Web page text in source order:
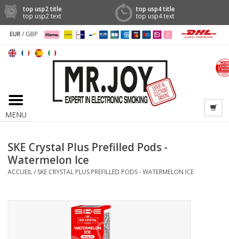
top usp2 title
top usp2 text
top usp4 title
top usp4 text
EUR/ GBP
MENU
SKE Crystal Plus Prefilled Pods -
Watermelon Ice
ACCUEIL/ SKE CRYSTAL PLUS PREFILLED PODS - WATERMELON ICE